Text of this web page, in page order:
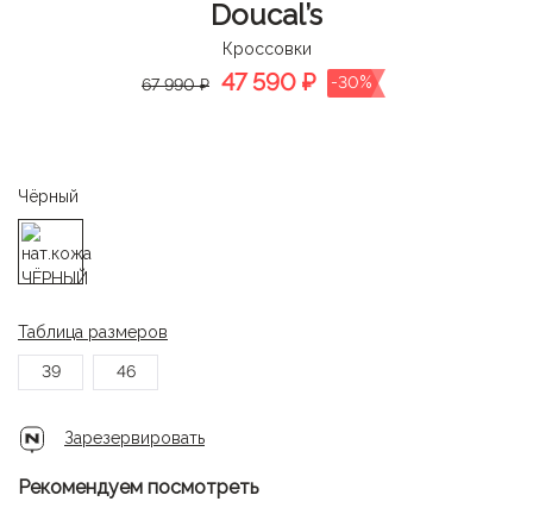
Doucal’s
Кроссовки
67 990 ₽
47 590 ₽ -30%
Чёрный
Таблица размеров
39 46
Зарезервировать
Рекомендуем посмотреть